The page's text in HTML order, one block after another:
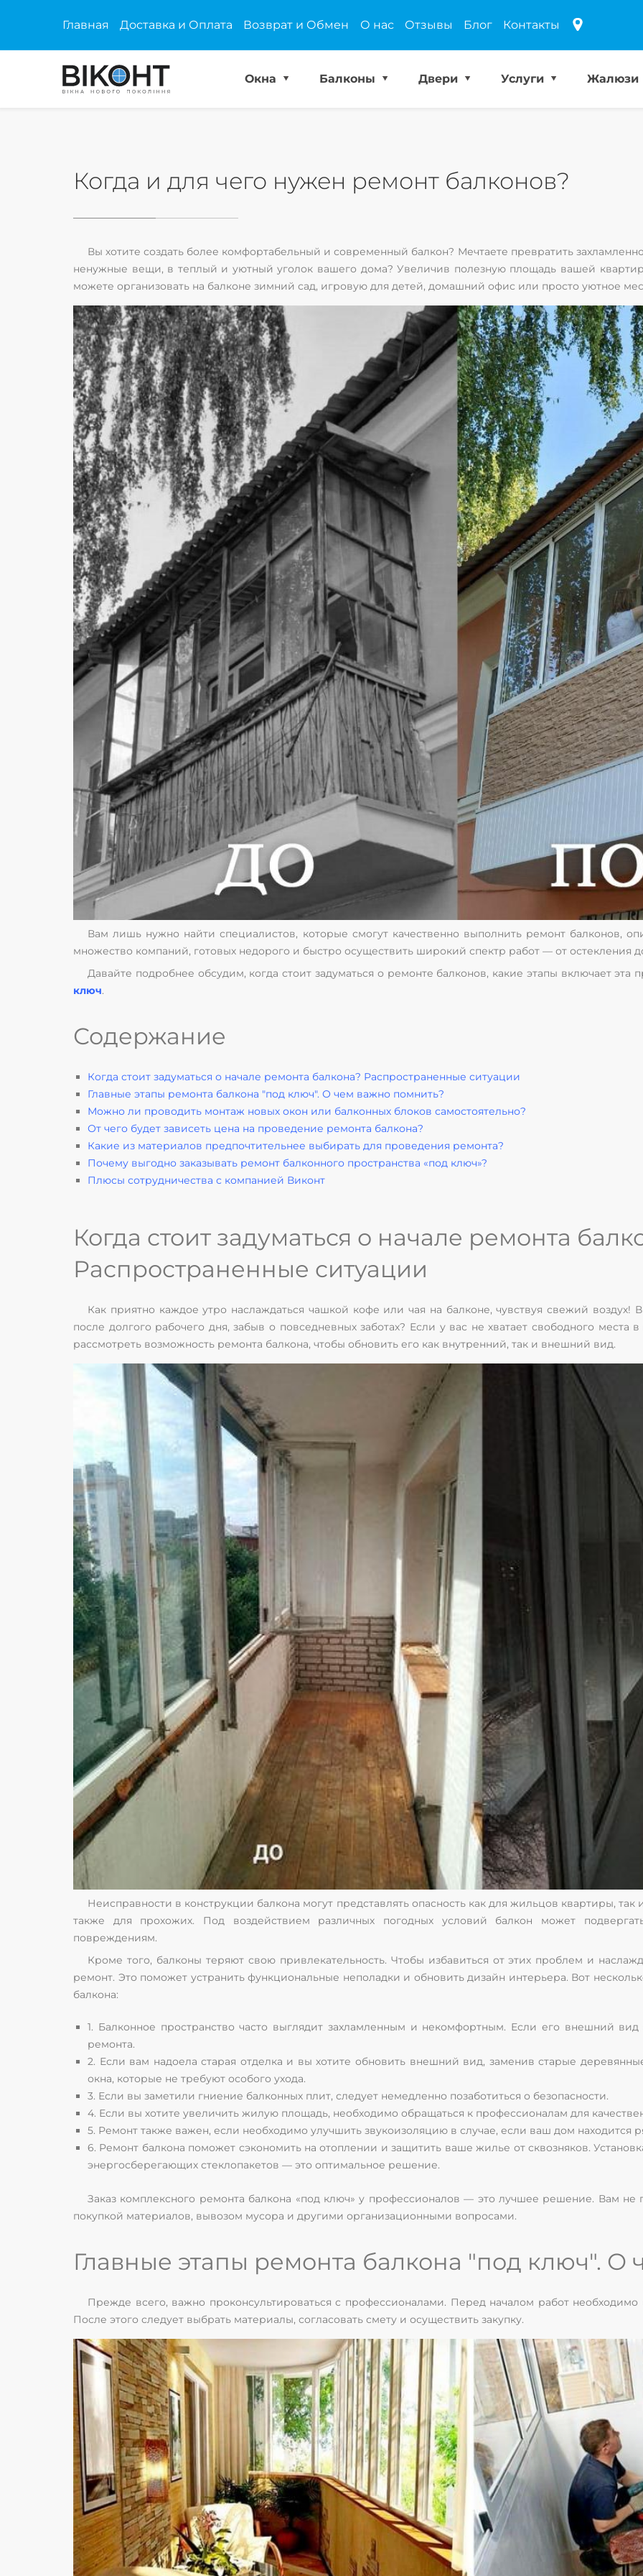
Главная Доставка и Оплата Возврат и Обмен О нас Отзывы Блог Контакты
Окна Балконы Двери Услуги Жалюзи
Когда и для чего нужен ремонт балконов?
Вы хотите создать более комфортабельный и современный балкон? Мечтаете превратить
ненужные вещи, в теплый и уютный уголок вашего дома? Увеличив полезную площадь вашей
можете организовать на балконе зимний сад, игровую для детей, домашний офис или просто уютное
Вам лишь нужно найти специалистов, которые смогут качественно выполнить ремонт балконов,
множество компаний, готовых недорого и быстро осуществить широкий спектр работ — от остекления
Давайте подробнее обсудим, когда стоит задуматься о ремонте балконов, какие этапы включает
ключ.
Содержание
Когда стоит задуматься о начале ремонта балкона? Распространенные ситуации
Главные этапы ремонта балкона "под ключ". О чем важно помнить?
Можно ли проводить монтаж новых окон или балконных блоков самостоятельно?
От чего будет зависеть цена на проведение ремонта балкона?
Какие из материалов предпочтительнее выбирать для проведения ремонта?
Почему выгодно заказывать ремонт балконного пространства «под ключ»?
Плюсы сотрудничества с компанией Виконт
Когда стоит задуматься о начале ремонта
Распространенные ситуации
Как приятно каждое утро наслаждаться чашкой кофе или чая на балконе, чувствуя свежий воздух!
после долгого рабочего дня, забыв о повседневных заботах? Если у вас не хватает свободного
рассмотреть возможность ремонта балкона, чтобы обновить его как внутренний, так и внешний вид.
Неисправности в конструкции балкона могут представлять опасность как для жильцов квартиры,
также для прохожих. Под воздействием различных погодных условий балкон может
повреждениям.
Кроме того, балконы теряют свою привлекательность. Чтобы избавиться от этих проблем и
ремонт. Это поможет устранить функциональные неполадки и обновить дизайн интерьера. Вот
балкона:
1. Балконное пространство часто выглядит захламленным и некомфортным. Если его внешний
ремонта.
2. Если вам надоела старая отделка и вы хотите обновить внешний вид, заменив старые
окна, которые не требуют особого ухода.
3. Если вы заметили гниение балконных плит, следует немедленно позаботиться о безопасности.
4. Если вы хотите увеличить жилую площадь, необходимо обращаться к профессионалам для
5. Ремонт также важен, если необходимо улучшить звукоизоляцию в случае, если ваш дом находится
6. Ремонт балкона поможет сэкономить на отоплении и защитить ваше жилье от сквозняков.
энергосберегающих стеклопакетов — это оптимальное решение.
Заказ комплексного ремонта балкона «под ключ» у профессионалов — это лучшее решение. Вам
покупкой материалов, вывозом мусора и другими организационными вопросами.
Главные этапы ремонта балкона "под ключ". О
Прежде всего, важно проконсультироваться с профессионалами. Перед началом работ
После этого следует выбрать материалы, согласовать смету и осуществить закупку.